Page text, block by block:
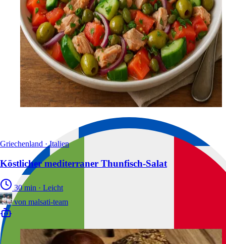
Griechenland · Italien
Köstlicher mediterraner Thunfisch-Salat
30 min · Leicht
von malsati-team